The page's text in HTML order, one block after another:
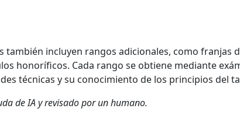
también incluyen rangos adicionales, como franjas
honoríficos. Cada rango se obtiene mediante
técnicas y su conocimiento de los principios del
de IA y revisado por un humano.